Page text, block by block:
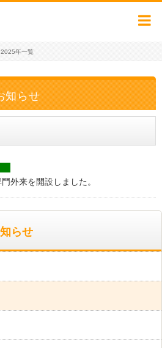
2025年一覧
知らせ
外来を開設しました。
らせ